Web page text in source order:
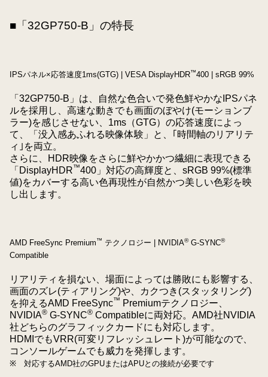
■「 32GP750-B 」の特長
IPSパネル×応答速度1ms(GTG) | VESA DisplayHDR™400 | sRGB 99%
「32GP750-B」は、自然な色合いで発色鮮やかなIPSパネ
ルを採用し、高速な動きでも画面のぼやけ(モーションブ
ラー)を感じさせない、1ms（GTG）の応答速度によっ
て、「没入感あふれる映像体験」と、｢時間軸のリアリテ
ィ｣を両立。
さらに、HDR映像をさらに鮮やかかつ繊細に表現できる
「DisplayHDR™400」対応の高輝度と、sRGB 99%(標準
値)をカバーする高い色再現性が自然かつ美しい色彩を映
し出します。
AMD FreeSync Premium™ テクノロジー | NVIDIA®G-SYNC®
Compatible
リアリティを損ない、場面によっては勝敗にも影響する、
画面のズレ(ティアリング)や、カクつき(スタッタリング)
を抑えるAMD FreeSync™ Premiumテクノロジー、
NVIDIA® G-SYNC® Compatibleに両対応。AMD社NVIDIA
社どちらのグラフィックカードにも対応します。
HDMIでもVRR(可変リフレッシュレート)が可能なので、
コンソールゲームでも威力を発揮します。
※ 対応するAMD社のGPUまたはAPUとの接続が必要です